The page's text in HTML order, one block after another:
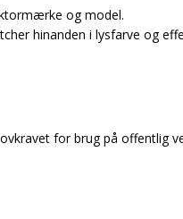
og model.
hinanden i lysfarve og
for brug på offentlig